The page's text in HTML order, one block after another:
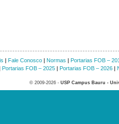
| Fale Conosco| Normas | Portarias FOB –
Portarias FOB – 2025| Portarias FOB – 2026|
© 2009-2026 - USP Campus Bauru -